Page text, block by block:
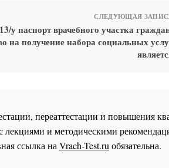
СЛЕДУЮЩАЯ
у паспорт врачебного участка
на получение набора социальных
переаттестации и повышения
и методическими
ссылка наVrach-Test.ruобязательна.